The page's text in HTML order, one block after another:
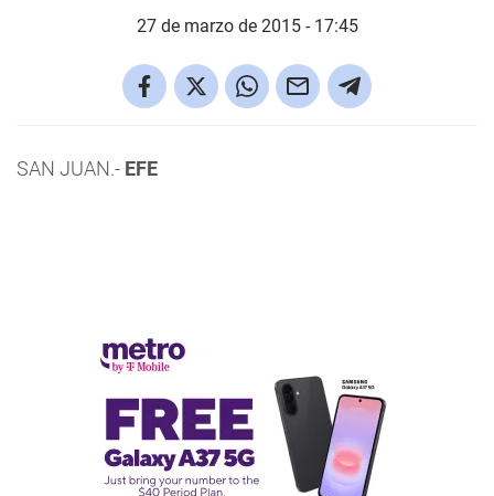
27 de marzo de 2015 - 17:45
SAN JUAN.- EFE